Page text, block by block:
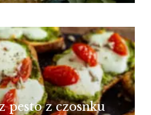
pesto z czosnku